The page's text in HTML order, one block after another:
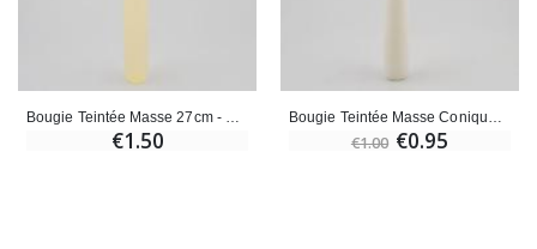
€1.50 €1.00 €0.95